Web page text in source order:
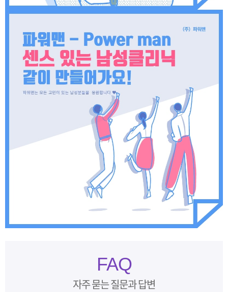
FAQ
자주 묻는 질문과 답변